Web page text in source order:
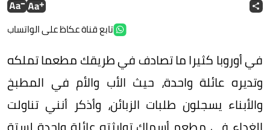
تابع قناة عكاظ على الواتساب
في أوروبا كثيرا ما تصادف في طريقك مطعما تملكه
وتديره عائلة واحدة، حيث الأب والأم في المطبخ
والأبناء يسجلون طلبات الزبائن، وأذكر أنني تناولت